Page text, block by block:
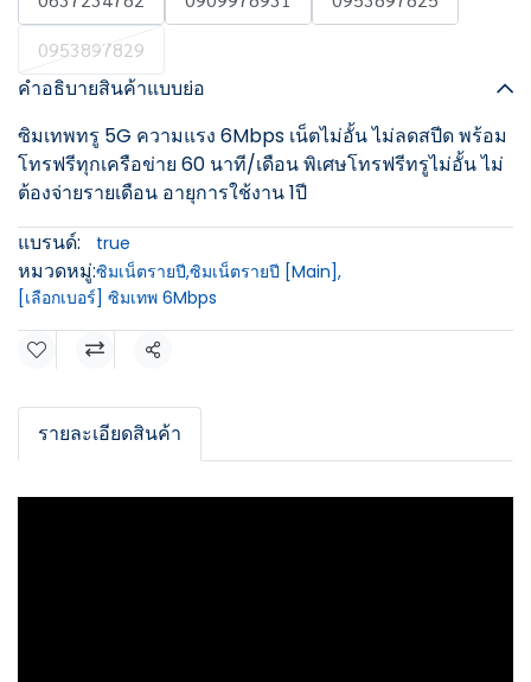
0953897829
คำอธิบายสินค้าแบบย่อ
ซิมเทพทรู 5G ความแรง 6Mbps เน็ตไม่อั้น ไม่ลดสปีด พร้อม
โทรฟรีทุกเครือข่าย 60 นาที/เดือน พิเศษโทรฟรีทรูไม่อั้น ไม่
ต้องจ่ายรายเดือน อายุการใช้งาน 1ปี
แบรนด์:
true
หมวดหมู่:ซิมเน็ตรายปี,ซิมเน็ตรายปี [Main],
[เลือกเบอร์] ซิมเทพ 6Mbps
แชร์
รายละเอียดสินค้า